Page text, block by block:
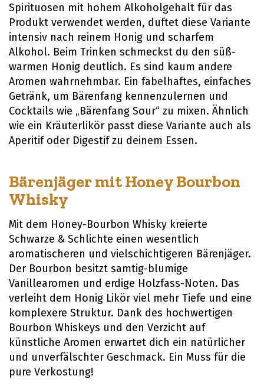
Spirituosen mit hohem Alkoholgehalt für das
Produkt verwendet werden, duftet diese Variante
intensiv nach reinem Honig und scharfem
Alkohol. Beim Trinken schmeckst du den süß-
warmen Honig deutlich. Es sind kaum andere
Aromen wahrnehmbar. Ein fabelhaftes, einfaches
Getränk, um Bärenfang kennenzulernen und
Cocktails wie „Bärenfang Sour“ zu mixen. Ähnlich
wie ein Kräuterlikör passt diese Variante auch als
Aperitif oder Digestif zu deinem Essen.
Bärenjäger mit Honey Bourbon
Whisky
Mit dem Honey-Bourbon Whisky kreierte
Schwarze & Schlichte einen wesentlich
aromatischeren und vielschichtigeren Bärenjäger.
Der Bourbon besitzt samtig-blumige
Vanillearomen und erdige Holzfass-Noten. Das
verleiht dem Honig Likör viel mehr Tiefe und eine
komplexere Struktur. Dank des hochwertigen
Bourbon Whiskeys und den Verzicht auf
künstliche Aromen erwartet dich ein natürlicher
und unverfälschter Geschmack. Ein Muss für die
pure Verkostung!